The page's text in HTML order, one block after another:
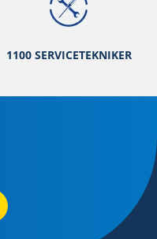
1100 SERVICETEKNIKER